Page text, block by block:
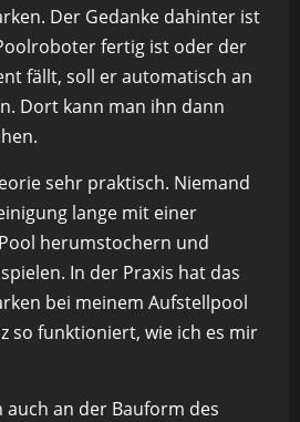
Der Gedanke dahinter ist
fertig ist oder der
fällt, soll er automatisch an
Dort kann man ihn dann
sehr praktisch. Niemand
lange mit einer
herumstochern und
In der Praxis hat das
bei meinem Aufstellpool
so funktioniert, wie ich es mir
an der Bauform des